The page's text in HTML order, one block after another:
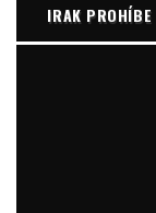
IRAK